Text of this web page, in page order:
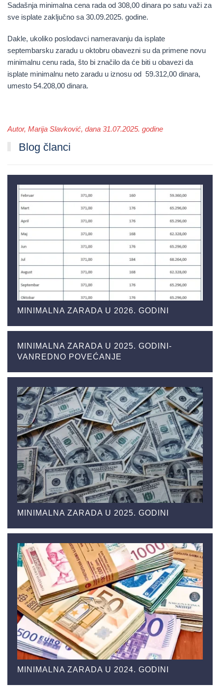
Sadašnja minimalna cena rada od 308,00 dinara po satu važi za
sve isplate zaključno sa 30.09.2025. godine.
Dakle, ukoliko poslodavci nameravanju da isplate
septembarsku zaradu u oktobru obavezni su da primene novu
minimalnu cenu rada, što bi značilo da će biti u obavezi da
isplate minimalnu neto zaradu u iznosu od 59.312,00 dinara,
umesto 54.208,00 dinara.
Autor, Marija Slavković, dana 31.07.2025. godine
Blog članci
MINIMALNA ZARADA U 2026. GODINI
MINIMALNA ZARADA U 2025. GODINI-
VANREDNO POVEĆANJE
MINIMALNA ZARADA U 2025. GODINI
MINIMALNA ZARADA U 2024. GODINI